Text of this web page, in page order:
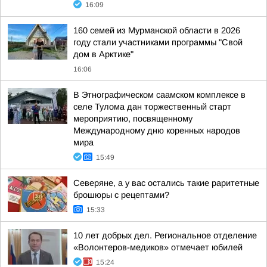
16:09
160 семей из Мурманской области в 2026
году стали участниками программы "Свой
дом в Арктике"
16:06
В Этнографическом саамском комплексе в
селе Тулома дан торжественный старт
мероприятию, посвященному
Международному дню коренных народов
мира
15:49
Северяне, а у вас остались такие раритетные
брошюры с рецептами?
15:33
10 лет добрых дел. Региональное отделение
«Волонтеров-медиков» отмечает юбилей
15:24